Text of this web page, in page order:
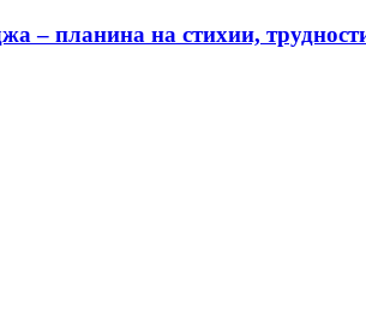
– планина на стихии,